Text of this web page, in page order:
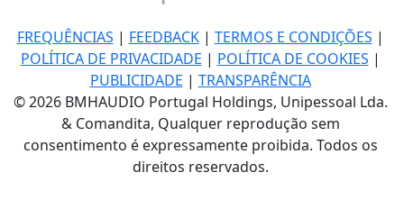
FREQUÊNCIAS | FEEDBACK| TERMOS E CONDIÇÕES |
POLÍTICA DE PRIVACIDADE | POLÍTICA DE COOKIES |
PUBLICIDADE | TRANSPARÊNCIA
© 2026 BMHAUDIO Portugal Holdings, Unipessoal Lda.
& Comandita, Qualquer reprodução sem
consentimento é expressamente proibida. Todos os
direitos reservados.